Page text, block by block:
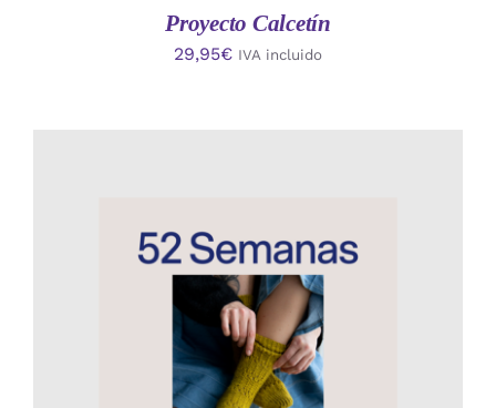
Proyecto Calcetín
29,95€ IVA incluido
AÑADIR AL CARRITO